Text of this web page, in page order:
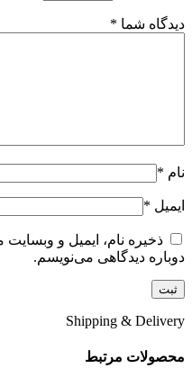
دیدگاه شما *
نام *
ایمیل *
ذخیره نام، ایمیل و
دوباره دیدگاهی می‌نویسم.
Shipping & Delivery
محصولات مرتبط